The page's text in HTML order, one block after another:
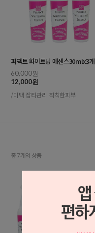
퍼펙트 화이트닝 에센스30mlx3개
60,000원
12,000원
/미백 잡티관리 칙칙한피부
총7개의 상품